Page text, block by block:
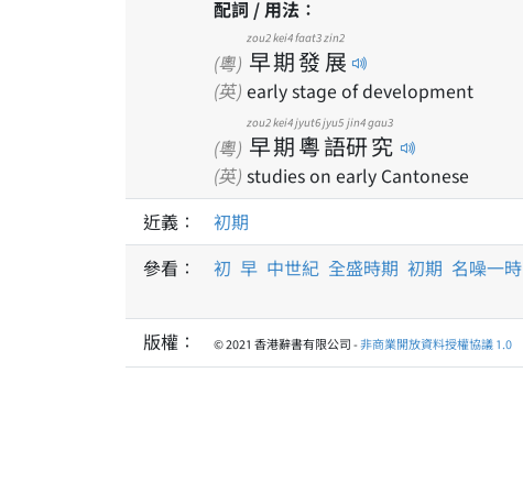
配詞 / 用法：
(粵) 早
zou2
期
kei4
發
faat3
展
zin2
(英) early stage of development
(粵) 早
zou2
期
kei4
粵
jyut6
語
jyu5
研
jin4
究
gau3
(英) studies on early Cantonese
近義：
初期
參看：
初 早 中世紀 全盛時期 初期 名噪一時
版權： © 2021 香港辭書有限公司 -非商業開放資料授權協議 1.0